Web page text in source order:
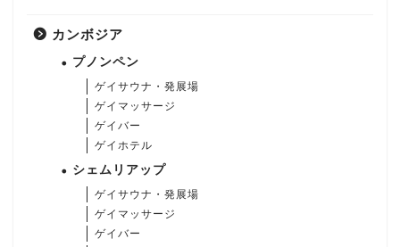
カンボジア
プノンペン
ゲイサウナ・発展場
ゲイマッサージ
ゲイバー
ゲイホテル
シェムリアップ
ゲイサウナ・発展場
ゲイマッサージ
ゲイバー